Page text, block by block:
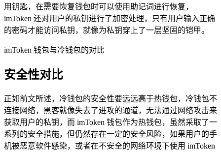
用钥匙，在需要恢复钱包时可以使用助记词进行恢复，
imToken 还对用户的私钥进行了加密处理，只有用户输入正确
的密码才能访问私钥，就像为私钥穿上了一层坚固的铠甲。
imToken 钱包与冷钱包的对比
安全性对比
正如前文所述，冷钱包的安全性要远远高于热钱包，冷钱包不
连接网络，黑客就像失去了进攻的通道，无法通过网络攻击来
获取用户的私钥，而 imToken 钱包作为热钱包，虽然采取了一
系列的安全措施，但仍然存在一定的安全风险，如果用户的手
机被恶意软件感染，或者在不安全的网络环境下使用 imToken